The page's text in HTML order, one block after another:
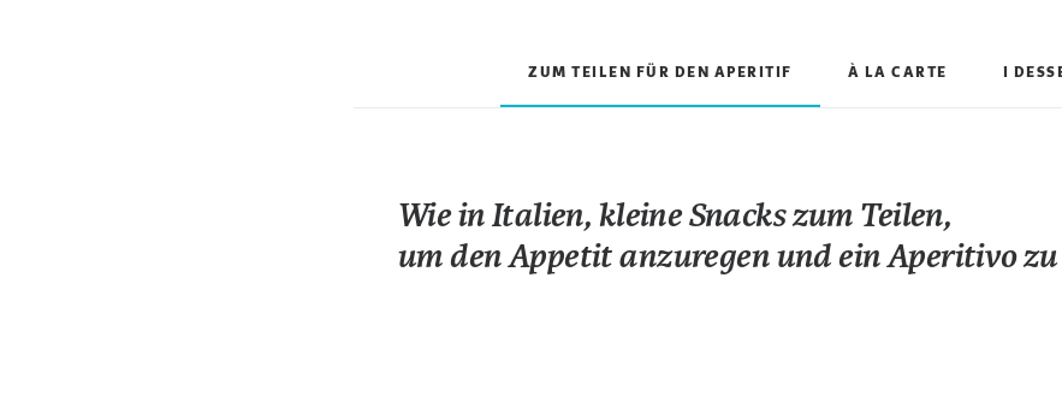
ZUM TEILEN FÜR DEN APERITIF À LA CARTE I
Wie in Italien, kleine Snacks zum Teilen,
um den Appetit anzuregen und ein Aperitivo